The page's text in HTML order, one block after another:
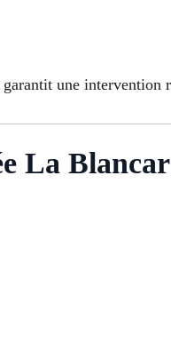
garantit une intervention
La